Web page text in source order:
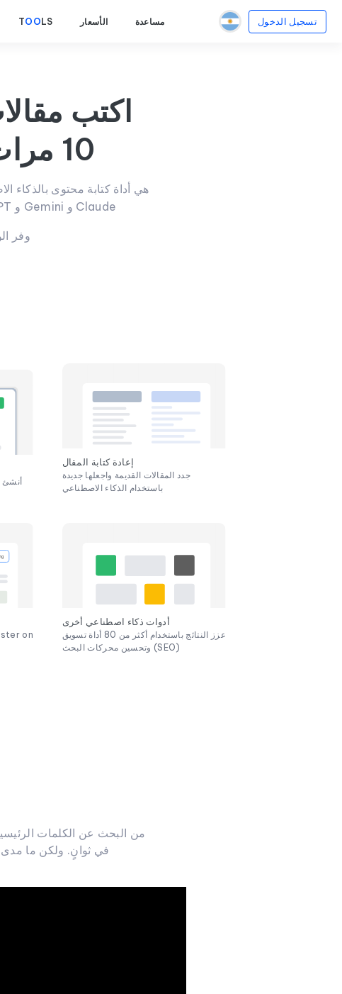
TOO LS الأسعار مساعدة تسجيل الدخول
اكتب
10 مرات باستخدام الذكاء الاصطناعي
كلمة في 30 ثانية فقط باستخدام نماذج الذكاء الاصطناعي المتقدمة مثل ChatGPT و Gemini و Claude
وفر
أنشئ
إعادة كتابة المقال
جدد المقالات القديمة واجعلها جديدة
باستخدام الذكاء الاصطناعي
on
أدوات ذكاء اصطناعي أخرى
عزز النتائج باستخدام أكثر من 80 أداة تسويق
وتحسين محركات البحث (SEO)
في ثوانٍ. ولكن ما مدى